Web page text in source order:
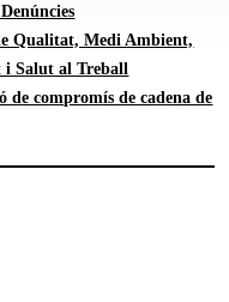
Qualitat, Medi Ambient,
i Salut al Treball
de compromís de cadena de